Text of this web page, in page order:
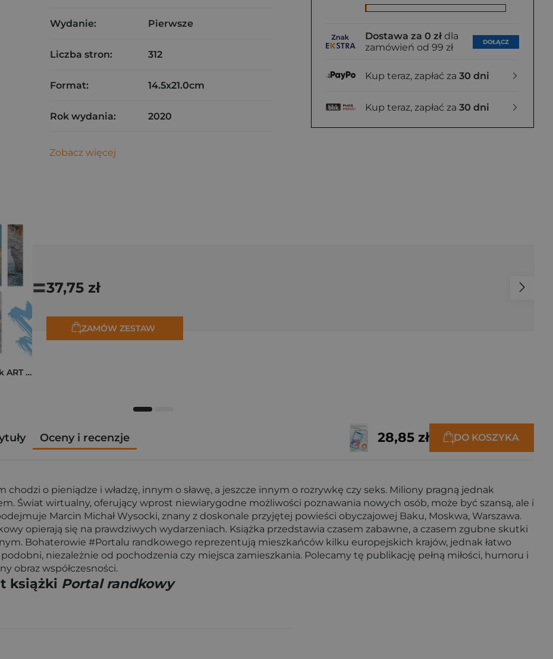
Dostawa za 0 zł dla
zamówień od 99 zł
DOŁĄCZ
Kup teraz, zapłać za 30 dni
Kup teraz, zapłać za 30 dni
Wydanie: Pierwsze
Liczba stron: 312
Format: 14.5x21.0cm
Rok wydania: 2020
Zobacz więcej
Pakiet zakładek ART Monet
=37,75 zł
ZAMÓW ZESTAW
Oceny i recenzje 28,85 zł DO KOSZYKA
o pieniądze i władzę, innym o sławę, a jeszcze innym o rozrywkę czy seks. Miliony pragną jednak
Świat wirtualny, oferujący wprost niewiarygodne możliwości poznawania nowych osób, może być szansą, ale i
Marcin Michał Wysocki, znany z doskonale przyjętej powieści obyczajowej Baku, Moskwa, Warszawa.
opierają się na prawdziwych wydarzeniach. Książka przedstawia czasem zabawne, a czasem zgubne skutki
Bohaterowie #Portalu randkowego reprezentują mieszkańców kilku europejskich krajów, jednak łatwo
niezależnie od pochodzenia czy miejsca zamieszkania. Polecamy tę publikację pełną miłości, humoru i
obraz współczesności.
książki Portal randkowy